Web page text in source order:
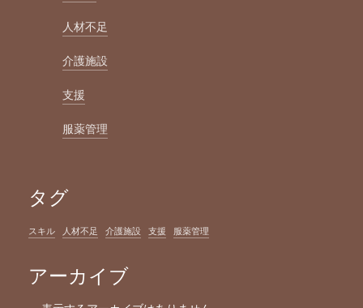
人材不足
介護施設
支援
服薬管理
タグ
スキル 人材不足 介護施設 支援 服薬管理
アーカイブ